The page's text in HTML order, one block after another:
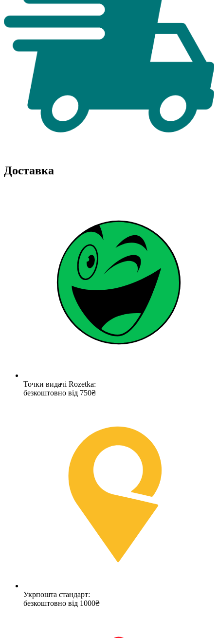
Доставка
Точки видачі Rozetka:
безкоштовно від 750₴
Укрпошта стандарт:
безкоштовно від 1000₴